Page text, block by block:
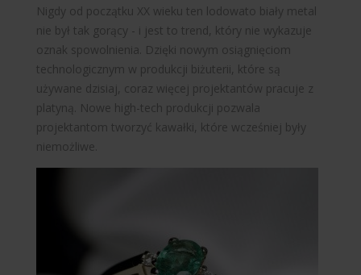
Nigdy od początku XX wieku ten lodowato biały metal
nie był tak gorący - i jest to trend, który nie wykazuje
oznak spowolnienia. Dzięki nowym osiągnięciom
technologicznym w produkcji biżuterii, które są
używane dzisiaj, coraz więcej projektantów pracuje z
platyną. Nowe high-tech produkcji pozwala
projektantom tworzyć kawałki, które wcześniej były
niemożliwe.